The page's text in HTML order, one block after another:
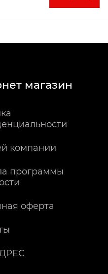
магазин
компании
программы
оферта